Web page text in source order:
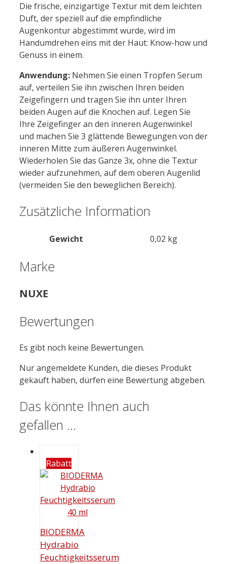
Die frische, einzigartige Textur mit dem leichten
Duft, der speziell auf die empfindliche
Augenkontur abgestimmt wurde, wird im
Handumdrehen eins mit der Haut: Know-how und
Genuss in einem.
Anwendung: Nehmen Sie einen Tropfen Serum
auf, verteilen Sie ihn zwischen Ihren beiden
Zeigefingern und tragen Sie ihn unter Ihren
beiden Augen auf die Knochen auf. Legen Sie
Ihre Zeigefinger an den inneren Augenwinkel
und machen Sie 3 glättende Bewegungen von der
inneren Mitte zum äußeren Augenwinkel.
Wiederholen Sie das Ganze 3x, ohne die Textur
wieder aufzunehmen, auf dem oberen Augenlid
(vermeiden Sie den beweglichen Bereich).
Zusätzliche Information
Gewicht 0,02 kg
Marke
NUXE
Bewertungen
Es gibt noch keine Bewertungen.
Nur angemeldete Kunden, die dieses Produkt
gekauft haben, dürfen eine Bewertung abgeben.
Das könnte Ihnen auch
gefallen …
Rabatt
BIODERMA
Hydrabio
Feuchtigkeitsserum